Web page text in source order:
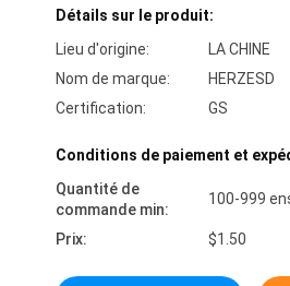
Détails sur le produit:
Lieu d'origine:
LA CHINE
Nom de marque:
HERZESD
Certification:
GS
Conditions de paiement et
Quantité de
commande min:
100-999
Prix: $1.50